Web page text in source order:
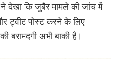
ने देखा कि जुबैर मामले की जांच में
ट्वीट पोस्ट करने के लिए
बरामदगी अभी बाकी है।